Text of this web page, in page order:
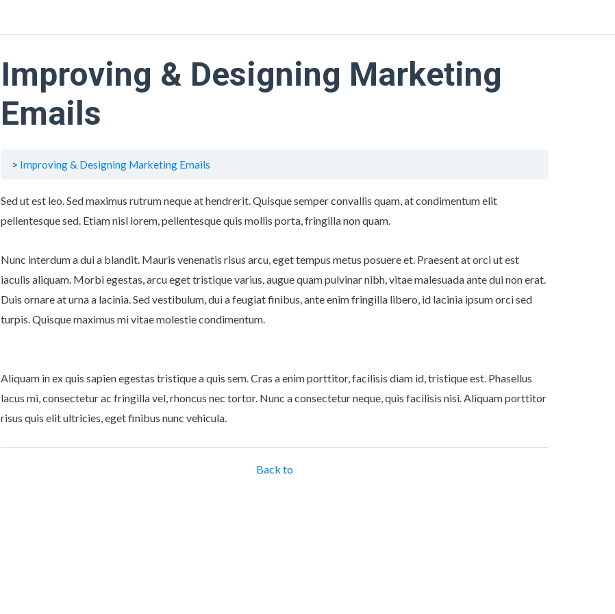
Improving & Designing Marketing
Emails
Improving & Designing Marketing Emails
Sed ut est leo. Sed maximus rutrum neque at hendrerit. Quisque semper convallis quam, at condimentum elit
pellentesque sed. Etiam nisl lorem, pellentesque quis mollis porta, fringilla non quam.
Nunc interdum a dui a blandit. Mauris venenatis risus arcu, eget tempus metus posuere et. Praesent at orci ut est
iaculis aliquam. Morbi egestas, arcu eget tristique varius, augue quam pulvinar nibh, vitae malesuada ante dui non erat.
Duis ornare at urna a lacinia. Sed vestibulum, dui a feugiat finibus, ante enim fringilla libero, id lacinia ipsum orci sed
turpis. Quisque maximus mi vitae molestie condimentum.
Aliquam in ex quis sapien egestas tristique a quis sem. Cras a enim porttitor, facilisis diam id, tristique est. Phasellus
lacus mi, consectetur ac fringilla vel, rhoncus nec tortor. Nunc a consectetur neque, quis facilisis nisi. Aliquam porttitor
risus quis elit ultricies, eget finibus nunc vehicula.
Back to